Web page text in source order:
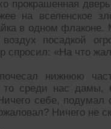
прокрашенная
на вселенское
в одном
посадкой
спросил: «На что
нижнюю
то среди нас
себе, подумал
Ничего не